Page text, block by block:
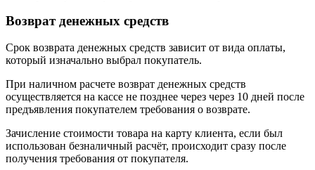
Возврат денежных средств
Срок возврата денежных средств зависит от вида оплаты,
который изначально выбрал покупатель.
При наличном расчете возврат денежных средств
осуществляется на кассе не позднее через через 10 дней после
предъявления покупателем требования о возврате.
Зачисление стоимости товара на карту клиента, если был
использован безналичный расчёт, происходит сразу после
получения требования от покупателя.